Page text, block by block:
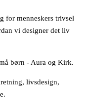
for menneskers trivsel
vi designer det liv
børn - Aura og Kirk.
livsdesign,